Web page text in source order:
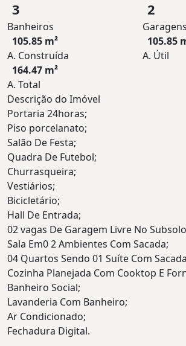
3
Banheiros
2
Garagens
105.85 m²
A. Construída
105.85
A. Útil
164.47 m²
A. Total
Descrição do Imóvel
Portaria 24horas;
Piso porcelanato;
Salão De Festa;
Quadra De Futebol;
Churrasqueira;
Vestiários;
Bicicletário;
Hall De Entrada;
02 vagas De Garagem Livre No
Sala Em0 2 Ambientes Com Sacada;
04 Quartos Sendo 01 Suíte Com
Cozinha Planejada Com Cooktop E
Banheiro Social;
Lavanderia Com Banheiro;
Ar Condicionado;
Fechadura Digital.